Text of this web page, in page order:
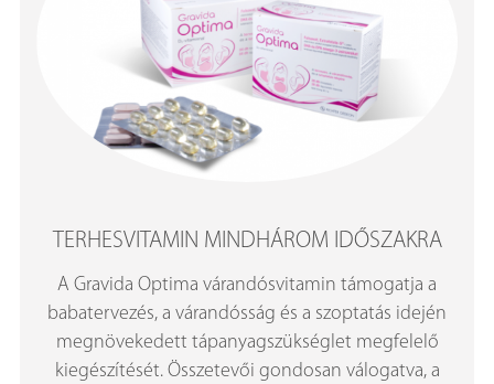
TERHESVITAMIN MINDHÁROM IDŐSZAKRA
A Gravida Optima várandósvitamin támogatja a
babatervezés, a várandósság és a szoptatás idején
megnövekedett tápanyagszükséglet megfelelő
kiegészítését. Összetevői gondosan válogatva, a